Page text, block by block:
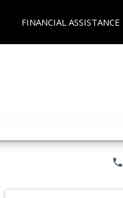
FINANCIAL ASSISTANCE
phone